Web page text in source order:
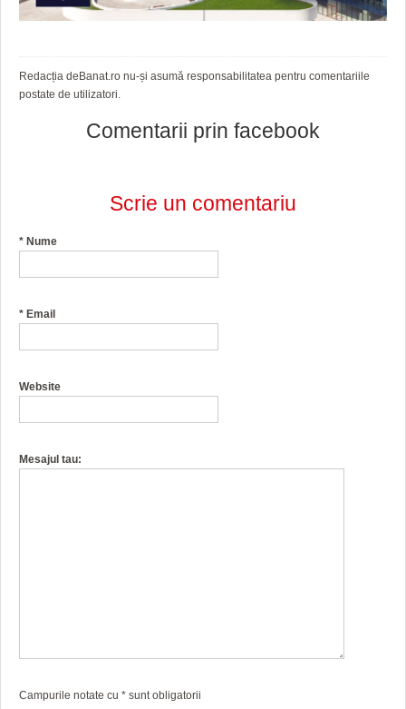
Redacția deBanat.ro nu-și asumă responsabilitatea pentru comentariile
postate de utilizatori.
Comentarii prin facebook
Scrie un comentariu
* Nume
* Email
Website
Mesajul tau:
Campurile notate cu * sunt obligatorii